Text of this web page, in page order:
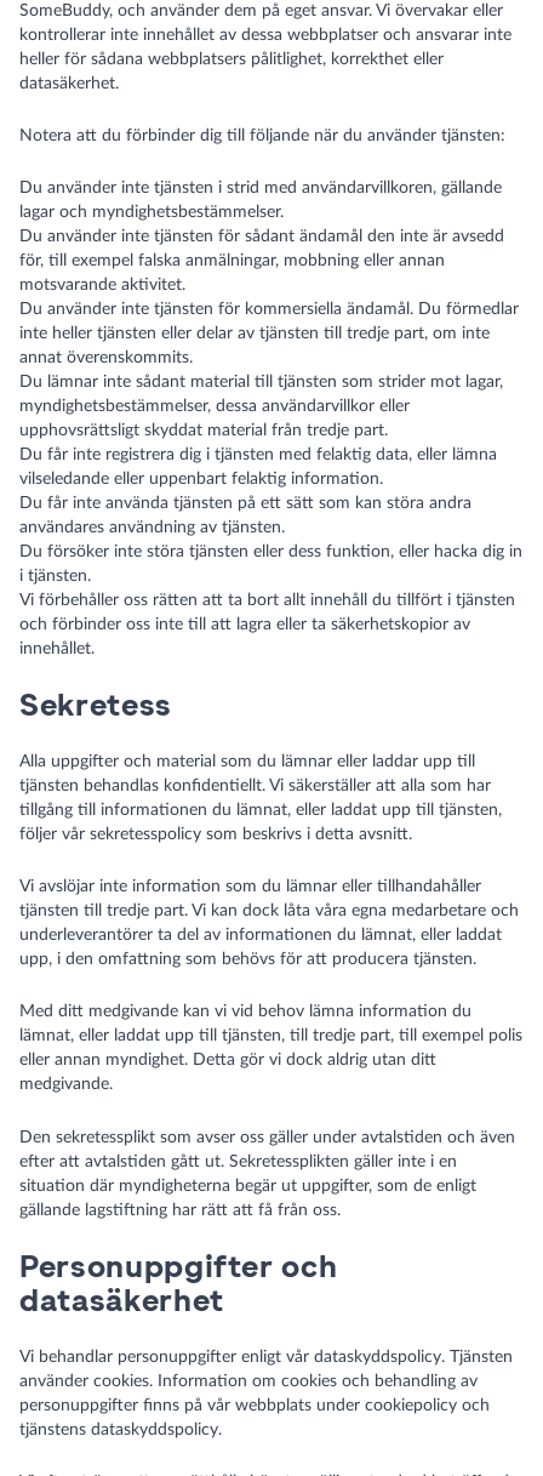
SomeBuddy, och använder dem på eget ansvar. Vi övervakar eller
kontrollerar inte innehållet av dessa webbplatser och ansvarar inte
heller för sådana webbplatsers pålitlighet, korrekthet eller
datasäkerhet.
Notera att du förbinder dig till följande när du använder tjänsten:
Du använder inte tjänsten i strid med användarvillkoren, gällande
lagar och myndighetsbestämmelser.
Du använder inte tjänsten för sådant ändamål den inte är avsedd
för, till exempel falska anmälningar, mobbning eller annan
motsvarande aktivitet.
Du använder inte tjänsten för kommersiella ändamål. Du förmedlar
inte heller tjänsten eller delar av tjänsten till tredje part, om inte
annat överenskommits.
Du lämnar inte sådant material till tjänsten som strider mot lagar,
myndighetsbestämmelser, dessa användarvillkor eller
upphovsrättsligt skyddat material från tredje part.
Du får inte registrera dig i tjänsten med felaktig data, eller lämna
vilseledande eller uppenbart felaktig information.
Du får inte använda tjänsten på ett sätt som kan störa andra
användares användning av tjänsten.
Du försöker inte störa tjänsten eller dess funktion, eller hacka dig in
i tjänsten.
Vi förbehåller oss rätten att ta bort allt innehåll du tillfört i tjänsten
och förbinder oss inte till att lagra eller ta säkerhetskopior av
innehållet.
Sekretess
Alla uppgifter och material som du lämnar eller laddar upp till
tjänsten behandlas konfidentiellt. Vi säkerställer att alla som har
tillgång till informationen du lämnat, eller laddat upp till tjänsten,
följer vår sekretesspolicy som beskrivs i detta avsnitt.
Vi avslöjar inte information som du lämnar eller tillhandahåller
tjänsten till tredje part. Vi kan dock låta våra egna medarbetare och
underleverantörer ta del av informationen du lämnat, eller laddat
upp, i den omfattning som behövs för att producera tjänsten.
Med ditt medgivande kan vi vid behov lämna information du
lämnat, eller laddat upp till tjänsten, till tredje part, till exempel polis
eller annan myndighet. Detta gör vi dock aldrig utan ditt
medgivande.
Den sekretessplikt som avser oss gäller under avtalstiden och även
efter att avtalstiden gått ut. Sekretessplikten gäller inte i en
situation där myndigheterna begär ut uppgifter, som de enligt
gällande lagstiftning har rätt att få från oss.
Personuppgifter och
datasäkerhet
Vi behandlar personuppgifter enligt vår dataskyddspolicy. Tjänsten
använder cookies. Information om cookies och behandling av
personuppgifter finns på vår webbplats under cookiepolicy och
tjänstens dataskyddspolicy.